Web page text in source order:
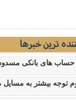
ترین خبرها
حساب های بانکی
توجه بیشتر به مسایل